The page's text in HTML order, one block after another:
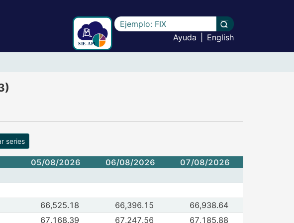
Escriba el texto a buscar
Llevar a cabo la
Ayuda
English
series
05/08/2026 06/08/2026 07/08/2026
Observaciones de Cierre
05/08/202606/08/2026 07/08/2026
66,525.18 66,396.15 66,938.64
Observaciones de Máximo
05/08/202606/08/2026 07/08/2026
67,168.39 67,247.56 67,185.88